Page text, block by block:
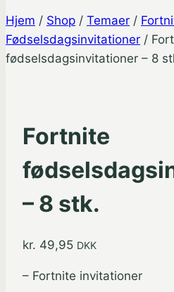
Hjem / Shop / Temaer /
Fødselsdagsinvitationer /
fødselsdagsinvitationer – 8
Fortnite
– 8 stk.
kr. 49,95 DKK
– Fortnite invitationer